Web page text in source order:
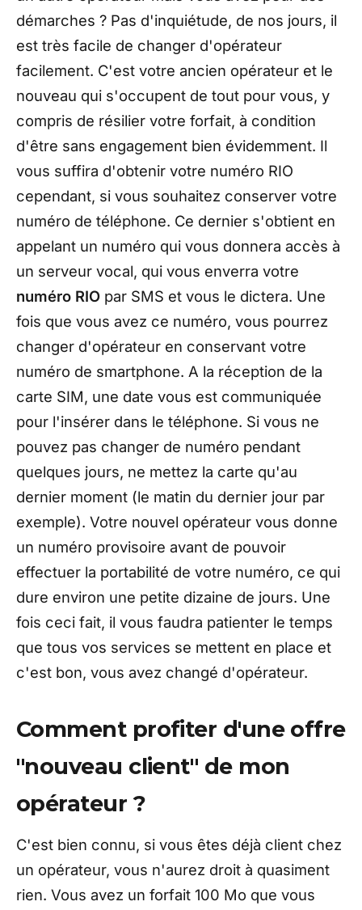
démarches ? Pas d'inquiétude, de nos jours, il
est très facile de changer d'opérateur
facilement. C'est votre ancien opérateur et le
nouveau qui s'occupent de tout pour vous, y
compris de résilier votre forfait, à condition
d'être sans engagement bien évidemment. Il
vous suffira d'obtenir votre numéro RIO
cependant, si vous souhaitez conserver votre
numéro de téléphone. Ce dernier s'obtient en
appelant un numéro qui vous donnera accès à
un serveur vocal, qui vous enverra votre
numéro RIO par SMS et vous le dictera. Une
fois que vous avez ce numéro, vous pourrez
changer d'opérateur en conservant votre
numéro de smartphone. A la réception de la
carte SIM, une date vous est communiquée
pour l'insérer dans le téléphone. Si vous ne
pouvez pas changer de numéro pendant
quelques jours, ne mettez la carte qu'au
dernier moment (le matin du dernier jour par
exemple). Votre nouvel opérateur vous donne
un numéro provisoire avant de pouvoir
effectuer la portabilité de votre numéro, ce qui
dure environ une petite dizaine de jours. Une
fois ceci fait, il vous faudra patienter le temps
que tous vos services se mettent en place et
c'est bon, vous avez changé d'opérateur.
Comment profiter d'une offre
"nouveau client" de mon
opérateur ?
C'est bien connu, si vous êtes déjà client chez
un opérateur, vous n'aurez droit à quasiment
rien. Vous avez un forfait 100 Mo que vous